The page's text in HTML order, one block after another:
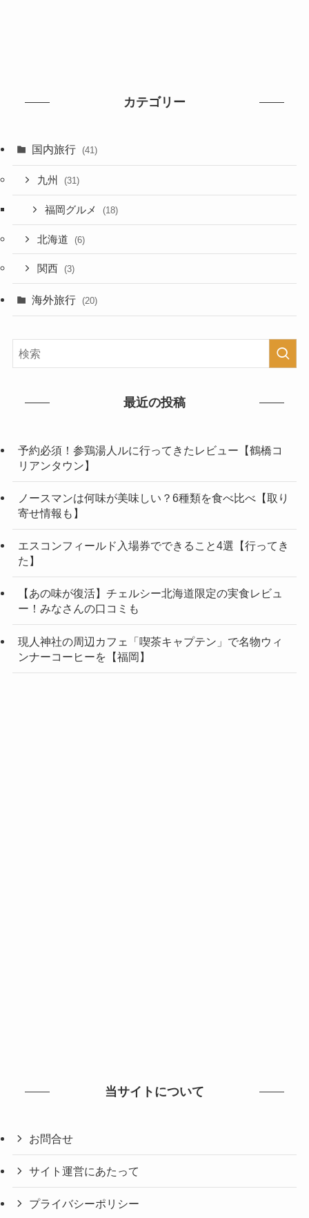
カテゴリー
国内旅行 (41)
九州 (31)
福岡グルメ (18)
北海道 (6)
関西 (3)
海外旅行 (20)
最近の投稿
予約必須！参鶏湯人ルに行ってきたレビュー【鶴橋コ
リアンタウン】
ノースマンは何味が美味しい？6種類を食べ比べ【取り
寄せ情報も】
エスコンフィールド入場券でできること4選【行ってき
た】
【あの味が復活】チェルシー北海道限定の実食レビュ
ー！みなさんの口コミも
現人神社の周辺カフェ「喫茶キャプテン」で名物ウィ
ンナーコーヒーを【福岡】
当サイトについて
お問合せ
サイト運営にあたって
プライバシーポリシー